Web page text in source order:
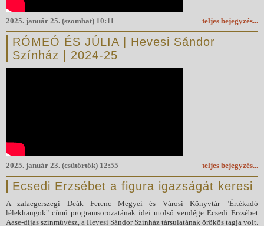
teljes bejegyzés...
2025. január 25. (szombat) 10:11
RÓMEÓ ÉS JÚLIA | Hevesi Sándor
Színház | 2024-25
teljes bejegyzés...
2025. január 23. (csütörtök) 12:55
Ecsedi Erzsébet a figura igazságát keresi
A zalaegerszegi Deák Ferenc Megyei és Városi Könyvtár "Értékadó
lélekhangok" című programsorozatának idei utolsó vendége Ecsedi Erzsébet
Aase-díjas színművész, a Hevesi Sándor Színház társulatának örökös tagja volt.